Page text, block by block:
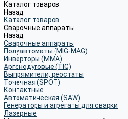
Каталог товаров
Назад
Каталог товаров
Сварочные аппараты
Назад
Сварочные аппараты
Полуавтоматы (MIG-MAG)
Инверторы (MMA)
Аргонодуговые (TIG)
Выпрямители, реостаты
Точечная (SPOT)
Контактные
Автоматическая (SAW)
Генераторы и агрегаты для сварки
Лазерные